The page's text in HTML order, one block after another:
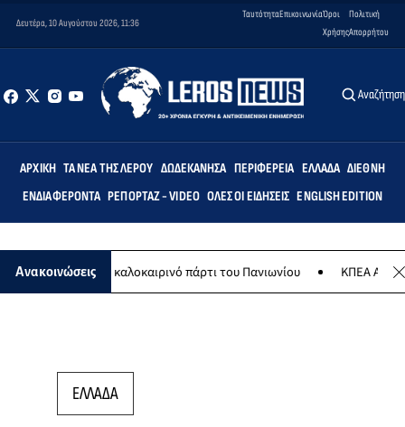
Δευτέρα, 10 Αυγούστου 2026, 11:36
ΤαυτότηταΕπικοινωνίαΌροι
Χρήσης
Πολιτική
Απορρήτου
Αναζήτηση
ΑΡΧΙΚΉ ΤΑ ΝΈΑ ΤΗΣ ΛΈΡΟΥ ΔΩΔΕΚΆΝΗΣΑ ΠΕΡΙΦΈΡΕΙΑ ΕΛΛΆΔΑ ΔΙΕΘΝΉ
ΕΝΔΙΑΦΈΡΟΝΤΑ ΡΕΠΟΡΤΆΖ - VIDEO ΌΛΕΣ ΟΙ ΕΙΔΉΣΕΙΣ ENGLISH EDITION
Ανακοινώσεις
Αυγούστου το καλοκαιρινό πάρτι του Πανιωνίου ΚΠΕΑ
ΕΛΛΑΔΑ